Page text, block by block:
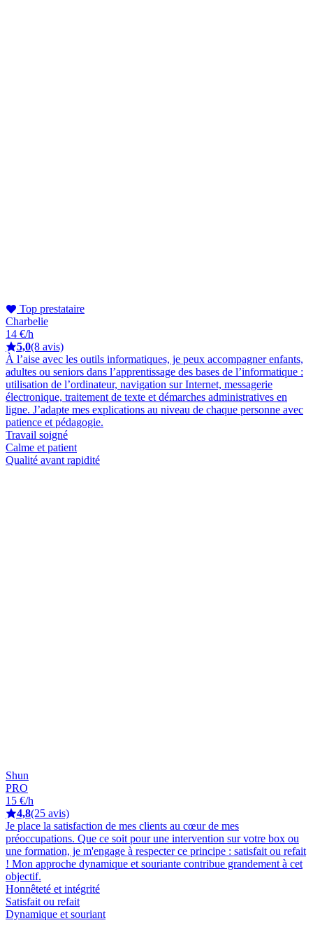
Top prestataire
Charbelie
14 €/h
5,0(8 avis)
À l’aise avec les outils informatiques, je peux accompagner enfants,
adultes ou seniors dans l’apprentissage des bases de l’informatique :
utilisation de l’ordinateur, navigation sur Internet, messagerie
électronique, traitement de texte et démarches administratives en
ligne. J’adapte mes explications au niveau de chaque personne avec
patience et pédagogie.
Travail soigné
Calme et patient
Qualité avant rapidité
Shun
PRO
15 €/h
4,8(25 avis)
Je place la satisfaction de mes clients au cœur de mes
préoccupations. Que ce soit pour une intervention sur votre box ou
une formation, je m'engage à respecter ce principe : satisfait ou refait
! Mon approche dynamique et souriante contribue grandement à cet
objectif.
Honnêteté et intégrité
Satisfait ou refait
Dynamique et souriant